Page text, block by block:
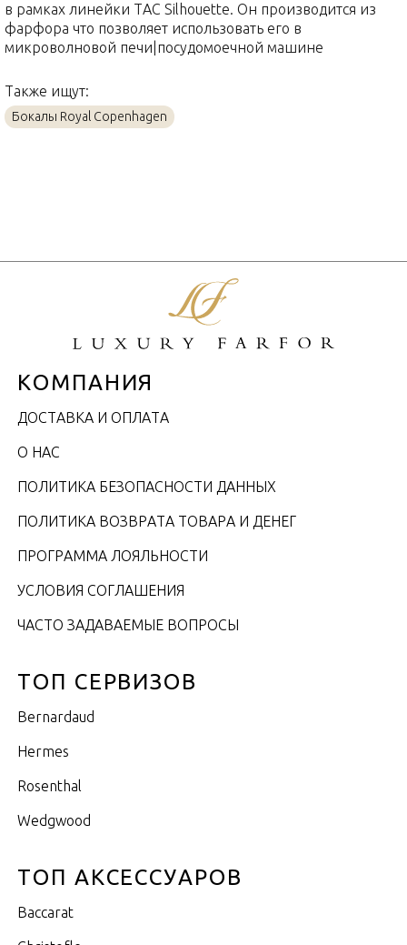
в рамках линейки TAC Silhouette. Он производится из
фарфора что позволяет использовать его в
микроволновой печи|посудомоечной машине
Также ищут:
Бокалы Royal Copenhagen
КОМПАНИЯ
ДОСТАВКА И ОПЛАТА
О НАС
ПОЛИТИКА БЕЗОПАСНОСТИ ДАННЫХ
ПОЛИТИКА ВОЗВРАТА ТОВАРА И ДЕНЕГ
ПРОГРАММА ЛОЯЛЬНОСТИ
УСЛОВИЯ СОГЛАШЕНИЯ
ЧАСТО ЗАДАВАЕМЫЕ ВОПРОСЫ
ТОП СЕРВИЗОВ
Bernardaud
Hermes
Rosenthal
Wedgwood
ТОП АКСЕССУАРОВ
Baccarat